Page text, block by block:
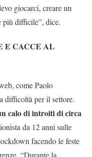
giocarci, creare un
più difficile”, dice.
E CACCE AL
come Paolo
difficoltà per il settore.
calo di introiti di circa
da 12 anni sulle
facendo le feste
“Durante la